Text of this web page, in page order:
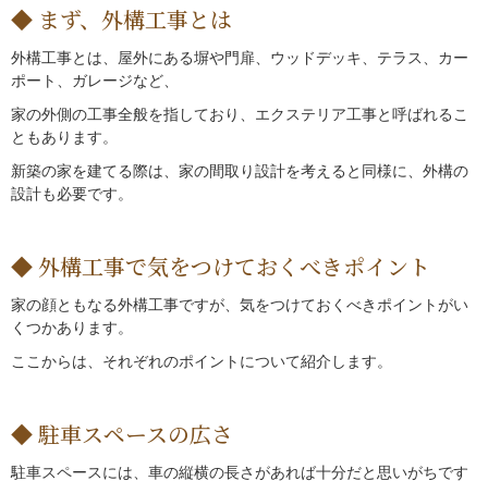
まず、外構工事とは
外構工事とは、屋外にある塀や門扉、ウッドデッキ、テラス、カー
ポート、ガレージなど、
家の外側の工事全般を指しており、エクステリア工事と呼ばれるこ
ともあります。
新築の家を建てる際は、家の間取り設計を考えると同様に、外構の
設計も必要です。
外構工事で気をつけておくべきポイント
家の顔ともなる外構工事ですが、気をつけておくべきポイントがい
くつかあります。
ここからは、それぞれのポイントについて紹介します。
駐車スペースの広さ
駐車スペースには、車の縦横の長さがあれば十分だと思いがちです